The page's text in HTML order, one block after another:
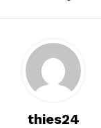
thies24